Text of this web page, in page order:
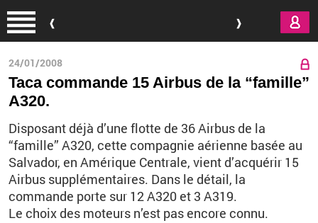
24/01/2008
Taca commande 15 Airbus de la “famille”
A320.
Disposant déjà d’une flotte de 36 Airbus de la
“famille” A320, cette compagnie aérienne basée au
Salvador, en Amérique Centrale, vient d’acquérir 15
Airbus supplémentaires. Dans le détail, la
commande porte sur 12 A320 et 3 A319.
Le choix des moteurs n’est pas encore connu.